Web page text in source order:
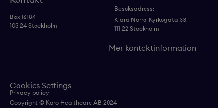
Box 16184
103 24 Stockholm
Besöksadress:
Klara Norra Kyrkogata 33
111 22 Stockholm
Mer kontaktinformation
Cookies Settings
Privacy policy
Copyright © Karo Healthcare AB 2024